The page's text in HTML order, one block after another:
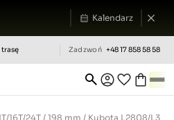
Kalendarz
trasę Zadzwoń +48 17 858 58 58
16T/24T / 198 mm / Kubota L2808/